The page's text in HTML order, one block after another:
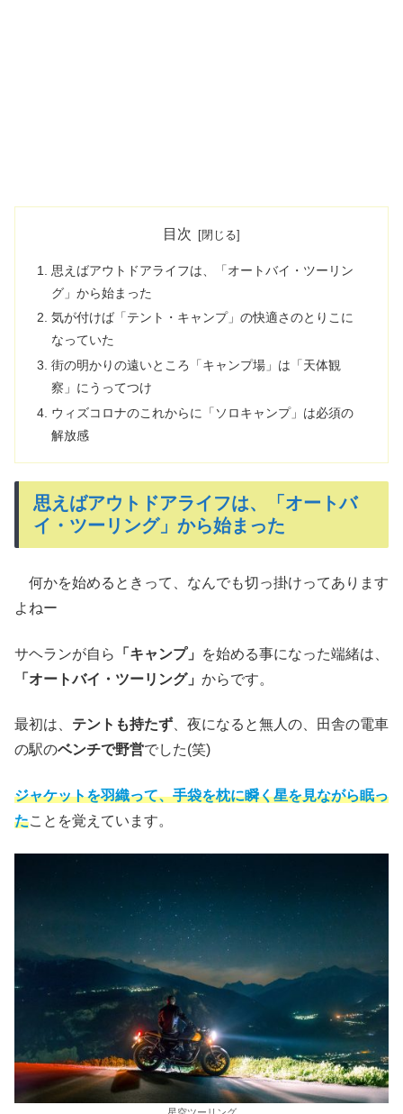
目次
思えばアウトドアライフは、「オートバイ・ツーリン
グ」から始まった
気が付けば「テント・キャンプ」の快適さのとりこに
なっていた
街の明かりの遠いところ「キャンプ場」は「天体観
察」にうってつけ
ウィズコロナのこれからに「ソロキャンプ」は必須の
解放感
思えばアウトドアライフは、「オートバ
イ・ツーリング」から始まった
何かを始めるときって、なんでも切っ掛けってあります
よねー
サヘランが自ら 「キャンプ」
を始める事になった端緒は、
「オートバイ・ツーリング」 からです。
最初は、 テントも持たず 、夜になると無人の、田舎の電車
の駅のベンチで野営でした(笑)
ジャケットを羽織って、手袋を枕に瞬く星を見ながら眠っ
たことを覚えています。